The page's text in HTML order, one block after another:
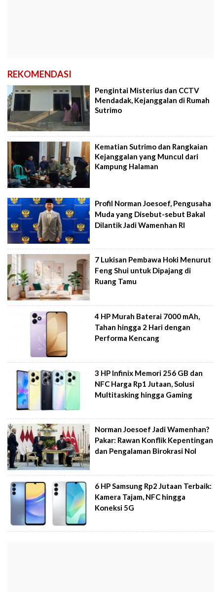
REKOMENDASI
Pengintai Misterius dan CCTV
Mendadak, Kejanggalan di Rumah
Sutrimo
Kematian Sutrimo dan Rangkaian
Kejanggalan yang Muncul dari
Kampung Halaman
Profil Norman Joesoef, Pengusaha
Muda yang Disebut-sebut Bakal
Dilantik Jadi Wamenhan RI
7 Lukisan Pembawa Hoki Menurut
Feng Shui untuk Dipajang di
Ruang Tamu
4 HP Murah Baterai 7000 mAh,
Tahan hingga 2 Hari dengan
Performa Kencang
3 HP Infinix Memori 256 GB dan
NFC Harga Rp1 Jutaan, Solusi
Multitasking hingga Gaming
Norman Joesoef Jadi Wamenhan?
Pakar: Rawan Konflik Kepentingan
dan Pengalaman Birokrasi Nol
6 HP Samsung Rp2 Jutaan Terbaik:
Kamera Tajam, NFC hingga
Koneksi 5G